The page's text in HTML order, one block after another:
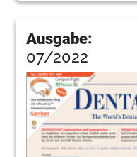
Ausgabe:
07/2022